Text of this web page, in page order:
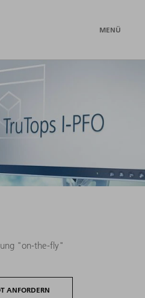
MENÜ
"on-the-fly"
ANFORDERN